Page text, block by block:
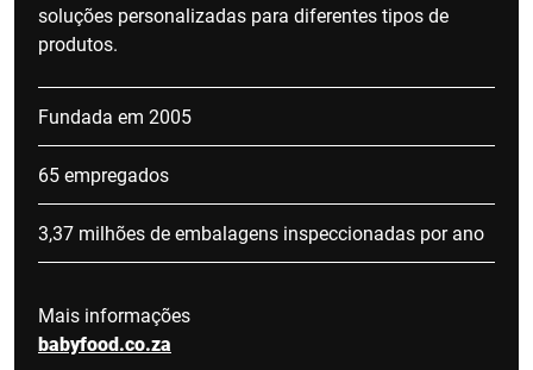
soluções personalizadas para diferentes tipos de
produtos.
Fundada em 2005
65 empregados
3,37 milhões de embalagens inspeccionadas por ano
Mais informações
babyfood.co.za